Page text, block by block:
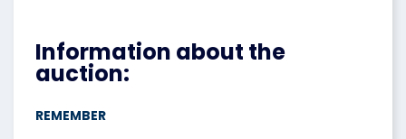
Information about the
auction:
REMEMBER